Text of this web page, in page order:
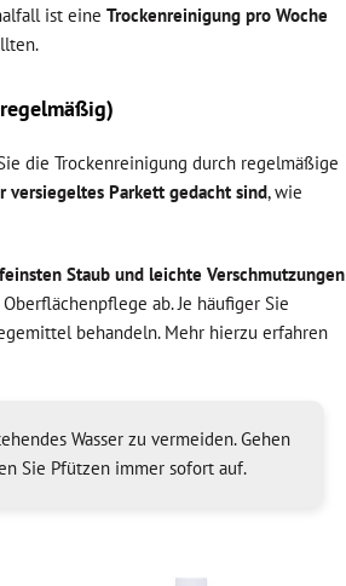
ist eine Trockenreinigung pro Woche
die Trockenreinigung durch regelmäßige
versiegeltes Parkett gedacht sind, wie
feinsten Staub und leichte Verschmutzungen
ab. Je häufiger Sie
behandeln. Mehr hierzu erfahren
Wasser zu vermeiden. Gehen
Sie Pfützen immer sofort auf.